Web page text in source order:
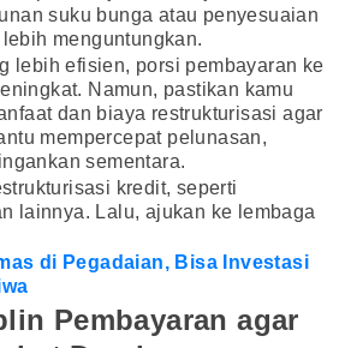
suku bunga atau penyesuaian
menguntungkan.
lebih efisien, porsi pembayaran ke
Namun, pastikan kamu
dan biaya restrukturisasi agar
mempercepat pelunasan,
sementara.
kredit, seperti
lainnya. Lalu, ajukan ke lembaga
di Pegadaian, Bisa Investasi
Pembayaran agar